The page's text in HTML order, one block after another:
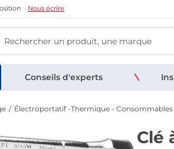
Nous écrire
Conseils d'experts
Électroportatif -Thermique - Consommables
Clé